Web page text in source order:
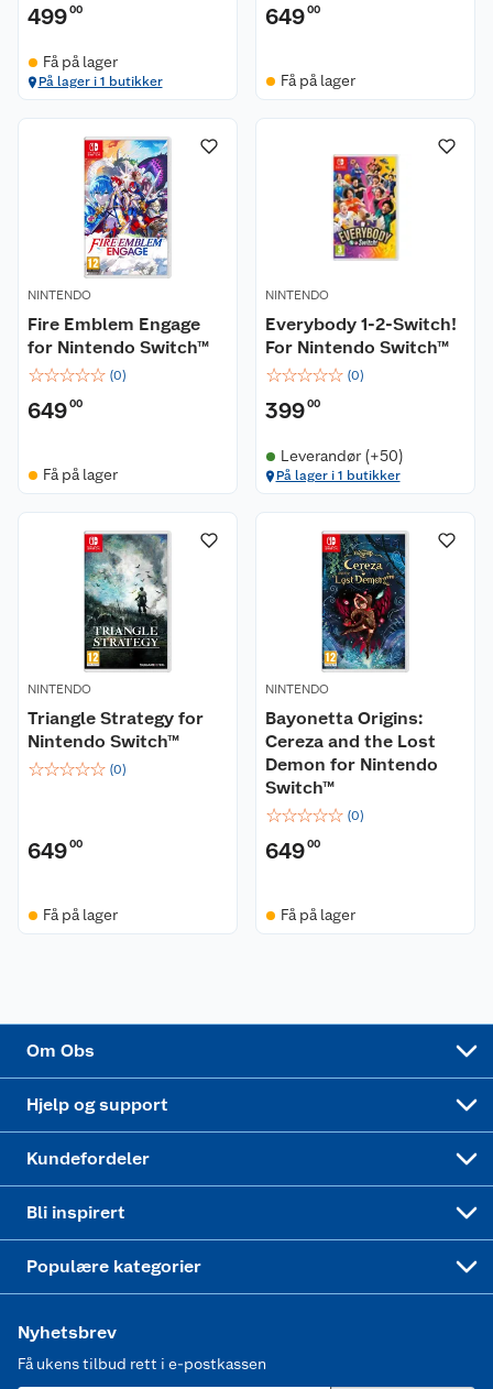
49900
Få på lager
På lager i 1 butikker
64900
Få på lager
NINTENDO
Fire Emblem Engage
for Nintendo Switch™
☆☆☆☆☆ (0)
64900
Få på lager
NINTENDO
Everybody 1-2-Switch!
For Nintendo Switch™
☆☆☆☆☆ (0)
39900
Leverandør (+50)
På lager i 1 butikker
NINTENDO
Triangle Strategy for
Nintendo Switch™
☆☆☆☆☆ (0)
64900
Få på lager
NINTENDO
Bayonetta Origins:
Cereza and the Lost
Demon for Nintendo
Switch™
☆☆☆☆☆ (0)
64900
Få på lager
Om Obs
Nyheter
Våre butikker
Våre merkevarer
Coop kjeder
Ledige stillinger
Samvirkelag
Hjelp og support
Angre- og returrett
Reklamasjon og garanti
Ofte stilte spørsmål
Betalingsalternativer
Leveringsalternativer
Kjøpsvilkår
Kundefordeler
Åpent kjøp
Klikk og hent
Bli inspirert
Festdrakter til hele familien
Populære kategorier
Hagemøbler og utemøbler
Nyhetsbrev
Få ukens tilbud rett i e-postkassen